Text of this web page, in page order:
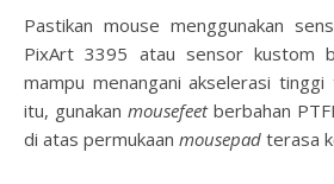
Pastikan mouse menggunakan
PixArt 3395 atau sensor kustom
mampu menangani akselerasi
itu, gunakan mousefeetberbahan
di atas permukaan mousepad terasa